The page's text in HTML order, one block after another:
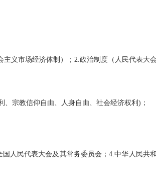
义市场经济体制）；2.政治制度（人民代表大
宗教信仰自由、人身自由、社会经济权利)；
人民代表大会及其常务委员会；4.中华人民共